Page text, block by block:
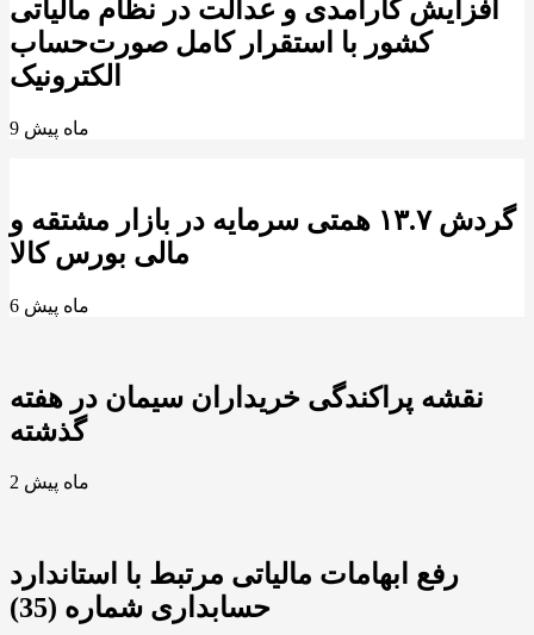
افزایش کارآمدی و عدالت در نظام مالیاتی
کشور با استقرار کامل صورت‌حساب
الکترونیک
9 ماه پیش
گردش ۱۳.۷ همتی سرمایه در بازار مشتقه و
مالی بورس کالا
6 ماه پیش
نقشه پراکندگی خریداران سیمان در هفته
گذشته
2 ماه پیش
رفع ابهامات مالیاتی مرتبط با استاندارد
حسابداری شماره (35)